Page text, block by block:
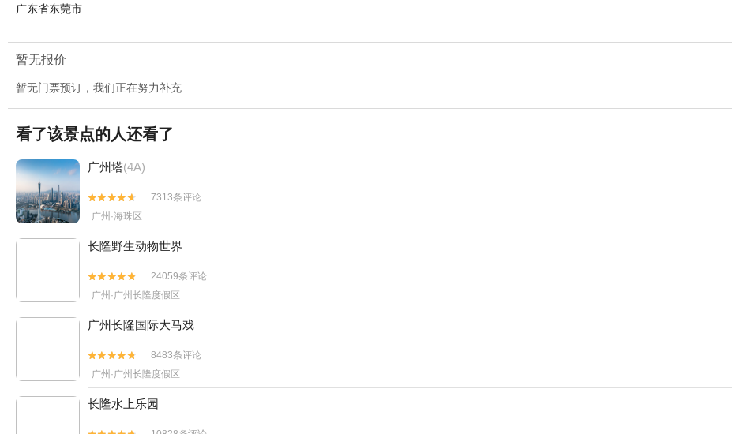
广东省东莞市
暂无报价
暂无门票预订，我们正在努力补充
看了该景点的人还看了
广州塔(4A)


7313条评论
广州·海珠区
长隆野生动物世界


24059条评论
广州·广州长隆度假区
广州长隆国际大马戏


8483条评论
广州·广州长隆度假区
长隆水上乐园